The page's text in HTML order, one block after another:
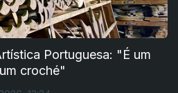
Portuguesa: "É um
croché"